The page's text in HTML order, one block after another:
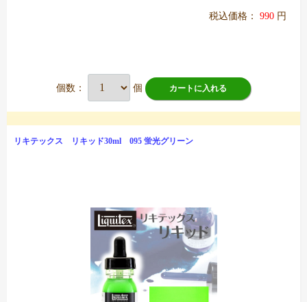
税込価格： 990 円
個数： 個 カートに入れる
リキテックス リキッド30ml 095 蛍光グリーン